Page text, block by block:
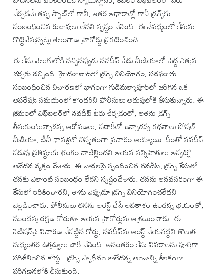
చేర్చడమే తప్ప స్పాట్‌లో గానీ, ఇతర ఆధారాల్లో గానీ డ్రగ్స్‌కు
సంబంధించిన రుజువులు లేవని స్పష్టం చేసింది. ఈ నేపథ్యంలో కేసును
కొట్టివేస్తున్నట్లు తెలంగాణ హైకోర్టు ప్రకటించింది.
ఈ కేసు వెలుగులోకి వచ్చినప్పుడు నవదీప్ పేరు మీడియాలో పెద్ద ఎత్తున
చర్చకు వచ్చింది. హైదరాబాద్‌లో డ్రగ్స్ వినియోగం, సరఫరాకు
సంబంధించిన విచారణలో భాగంగా గుడిమల్కాపూర్‌లో జరిగిన ఒక
ఆపరేషన్ సమయంలో కొందరిని పోలీసులు అదుపులోకి తీసుకున్నారు. ఈ
క్రమంలో ఎఫ్‌ఐఆర్‌లో నవదీప్ పేరు చేర్చడంతో, అతను డ్రగ్స్
తీసుకుంటున్నాడన్న ఆరోపణలు, పరారీలో ఉన్నాడన్న కథనాలు సోషల్
మీడియా, టీవీ ఛానళ్లలో విస్తృతంగా ప్రచారం అయ్యాయి. దీంతో నవదీప్
పరువు ప్రతిష్టలకు భంగం వాటిల్లిందని ఆయన సన్నిహితులు అప్పట్లో
ఆవేదన వ్యక్తం చేశారు. ఈ వార్తలపై స్పందించిన నవదీప్, డ్రగ్స్ కేసుతో
తనకు ఎలాంటి సంబంధం లేదని స్పష్టంచేశారు. తనను అనవసరంగా ఈ
కేసులో ఇరికించారని, తాను ఎప్పుడూ డ్రగ్స్ వినియోగించలేదని
వెల్లడించారు. పోలీసులు తనను అరెస్ట్ చేసే అవకాశం ఉందన్న భయంతో,
ముందస్తు రక్షణ కోరుతూ ఆయన హైకోర్టును ఆశ్రయించారు. ఈ
పిటిషన్‌పై విచారణ చేపట్టిన కోర్టు, నవదీప్‌ను అరెస్ట్ చేయవద్దని తొలుత
మధ్యంతర ఉత్తర్వులు జారీ చేసింది. అనంతరం కేసు వివరాలను పూర్తిగా
పరిశీలించిన కోర్టు.. డ్రగ్స్ స్వాధీనం కాలేదన్న అంశాన్ని కీలకంగా
పరిగణనలోకి తీసుకుంది.